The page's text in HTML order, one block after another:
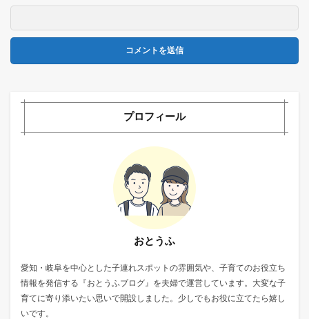
プロフィール
おとうふ
愛知・岐阜を中心とした子連れスポットの雰囲気や、子育てのお役立ち
情報を発信する『おとうふブログ』を夫婦で運営しています。大変な子
育てに寄り添いたい思いで開設しました。少しでもお役に立てたら嬉し
いです。